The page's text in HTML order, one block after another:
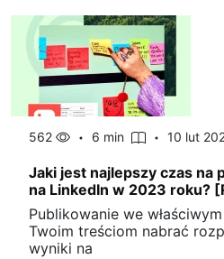
562 6 min 10 lut
Jaki jest najlepszy czas na
na LinkedIn w 2023 roku?
Publikowanie we
Twoim treściom nabrać
wyniki na